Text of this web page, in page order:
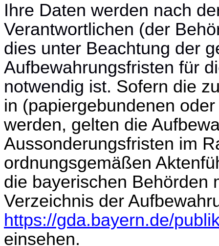
Ihre Daten werden nach
Verantwortlichen (der
dies unter Beachtung der
Aufbewahrungsfristen für
notwendig ist. Sofern die
in (papiergebundenen
werden, gelten die
Aussonderungsfristen im
ordnungsgemäßen
die bayerischen Behörden
Verzeichnis der
https://gda.bayern.de/
einsehen.